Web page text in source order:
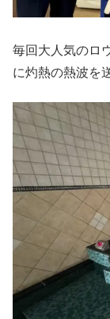
毎回大人気のロ
に灼熱の熱波を